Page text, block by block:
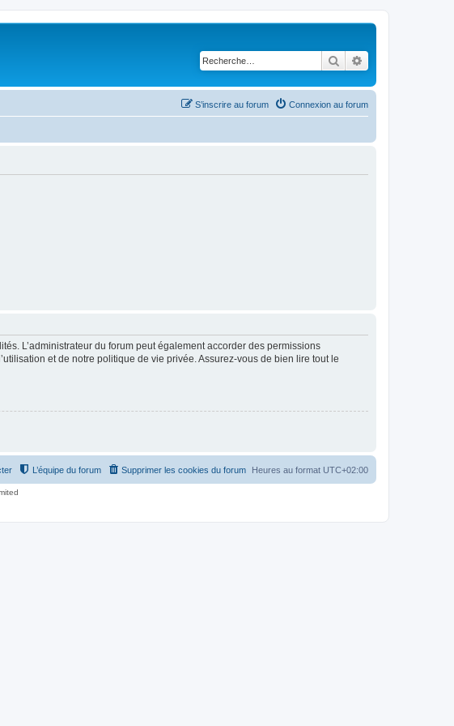
Rechercher
Connexion au forum
S’inscrire au forum
L’administrateur du forum peut également accorder des permissions
et de notre politique de vie privée. Assurez-vous de bien lire tout le
Heures au format UTC+02:00
Supprimer les cookies du forum
L’équipe du forum